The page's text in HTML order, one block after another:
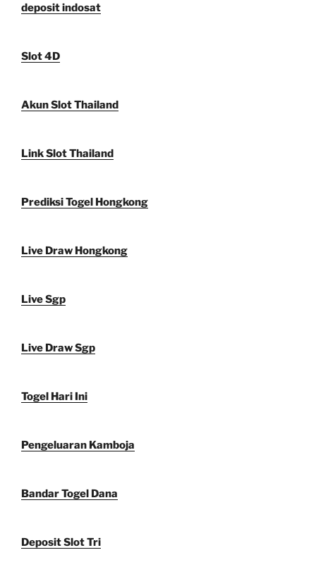
deposit indosat
Slot 4D
Akun Slot Thailand
Link Slot Thailand
Prediksi Togel Hongkong
Live Draw Hongkong
Live Sgp
Live Draw Sgp
Togel Hari Ini
Pengeluaran Kamboja
Bandar Togel Dana
Deposit Slot Tri